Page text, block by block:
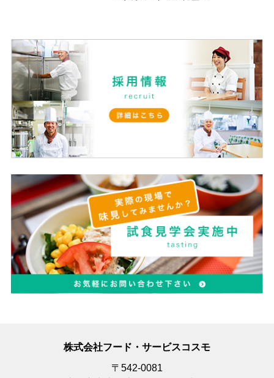
株式会社フード・サービスコスモ
〒542-0081